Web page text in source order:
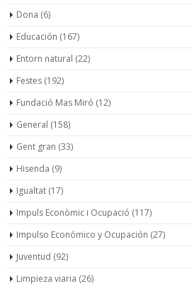
Dona (6)
Educación (167)
Entorn natural (22)
Festes (192)
Fundació Mas Miró (12)
General (158)
Gent gran (33)
Hisenda (9)
Igualtat (17)
Impuls Econòmic i Ocupació (117)
Impulso Económico y Ocupación (27)
Juventud (92)
Limpieza viaria (26)